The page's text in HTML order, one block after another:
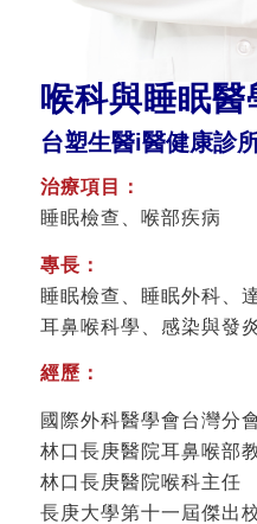
喉科與睡眠醫
台塑生醫i醫健康診
治療項目：
睡眠檢查、喉部疾病
專長：
睡眠檢查、睡眠外科、
耳鼻喉科學、感染與發
經歷：
國際外科醫學會台灣分
林口長庚醫院耳鼻喉部
林口長庚醫院喉科主任
長庚大學第十一屆傑出